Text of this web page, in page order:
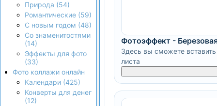
Природа (54)
Романтические (59)
С новым годом (48)
Со знаменитостями
(14)
Эффекты для фото
(33)
Фото коллажи онлайн
Календари (425)
Конверты для денег
(12)
Фотоэффект -
Здесь вы сможете
листа